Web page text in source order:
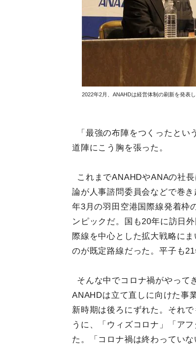
2022年2月、ANAHDは経営体制の刷新を発表
「最強の布陣をつくったと
道陣にこう胸を張った。
これまでANAHDやANAの社
論が人事諮問委員会などで巻
年3月の羽田空港国際線発着枠
ンピックだ。国も20年に訪日
際線を中心とした拡大戦略に
のが既定路線だった。平子も
そんな中でコロナ禍がやって
ANAHDは立て直しに向けた事
新時期は後ろにずれた。それ
うに、「ウィズコロナ」「ア
た。「コロナ禍は終わってい